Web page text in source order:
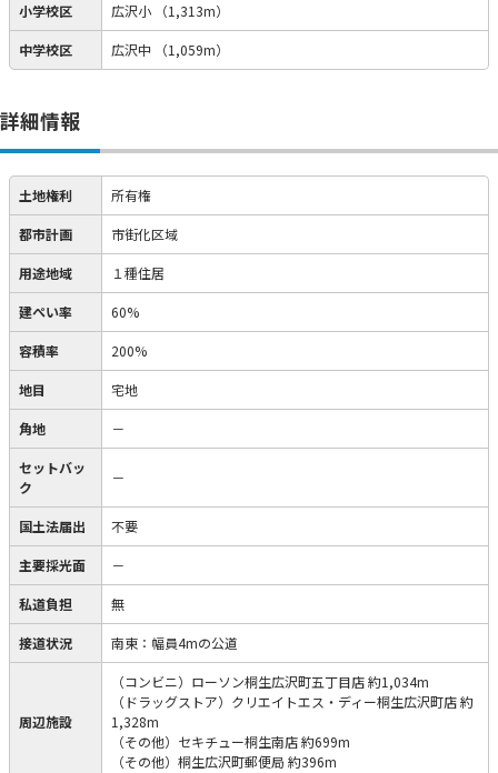
小学校区 広沢小 （1,313m）
中学校区 広沢中 （1,059m）
詳細情報
土地権利 所有権
都市計画 市街化区域
用途地域 １種住居
建ぺい率 60%
容積率 200%
地目 宅地
角地 －
セットバッ
ク
－
国土法届出 不要
主要採光面 －
私道負担 無
接道状況 南東：幅員4mの公道
周辺施設
（コンビニ）ローソン桐生広沢町五丁目店 約1,034m
（ドラッグストア）クリエイトエス・ディー桐生広沢町店 約
1,328m
（その他）セキチュー桐生南店 約699m
（その他）桐生広沢町郵便局 約396m